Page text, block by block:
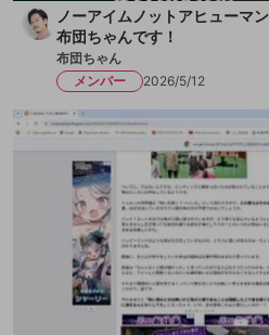
ノーアイムノットアヒューマ
布団ちゃんです！
布団ちゃん
メンバー
2026/5/12